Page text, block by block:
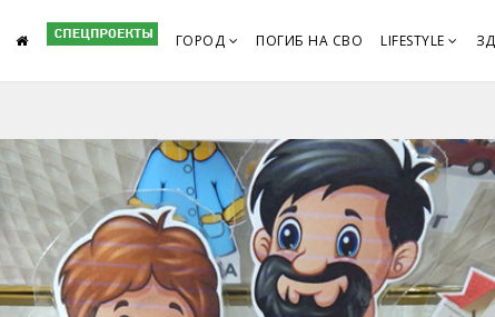
ГОРОД ПОГИБ НА СВО LIFESTYLE